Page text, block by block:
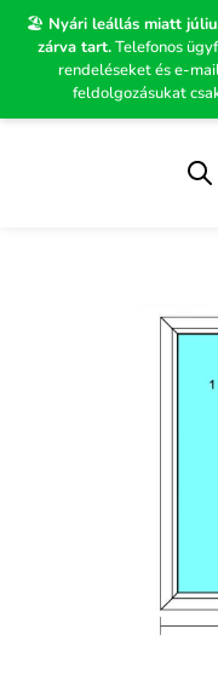
🏖️ Nyári leállás miatt
zárva tart.Telefonos
rendeléseket és e-
feldolgozásukat
Skip